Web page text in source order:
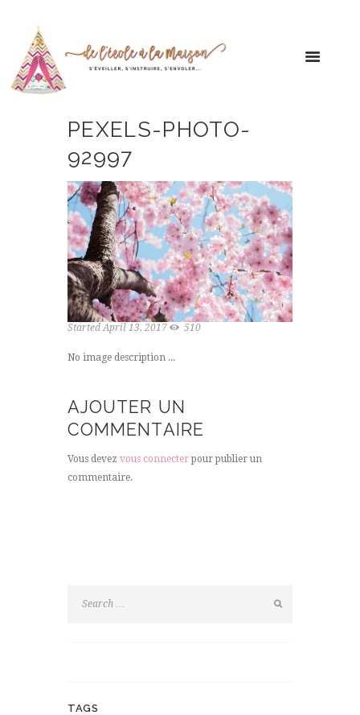
PEXELS-PHOTO-
92997
StartedApril 13, 2017 510
No image description ...
AJOUTER UN
COMMENTAIRE
Vous devez vous connecterpour publier un
commentaire.
TAGS